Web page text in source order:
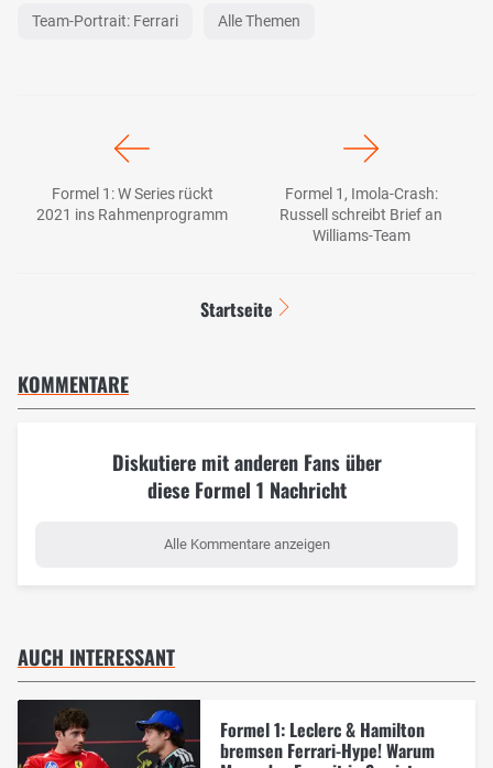
Team-Portrait: Ferrari Alle Themen
Formel 1: W Series rückt
2021 ins Rahmenprogramm
Formel 1, Imola-Crash:
Russell schreibt Brief an
Williams-Team
Startseite
KOMMENTARE
Diskutiere mit anderen Fans über
diese Formel 1 Nachricht
Alle Kommentare anzeigen
AUCH INTERESSANT
Formel 1: Leclerc & Hamilton
bremsen Ferrari-Hype! Warum